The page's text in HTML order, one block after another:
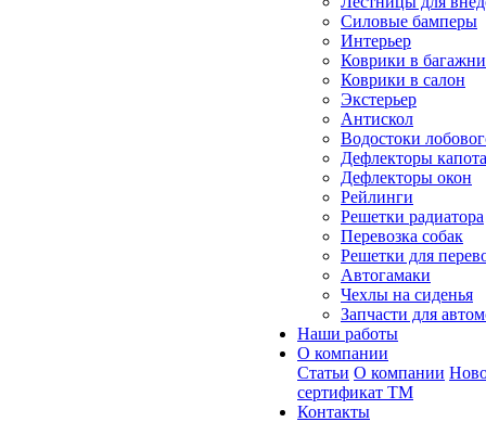
Силовые бамперы
Интерьер
Коврики в
Коврики в салон
Экстерьер
Антискол
Водостоки
Дефлекторы капота
Дефлекторы окон
Рейлинги
Решетки радиатора
Перевозка собак
Решетки для
Автогамаки
Чехлы на сиденья
Запчасти для
Наши работы
О компании
Статьи О компании
сертификат ТМ
Контакты